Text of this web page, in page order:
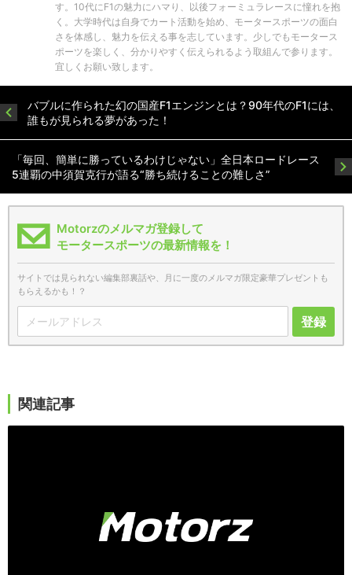
す。10代にF1の魅力にハマり、以後フォーミュラレースに憧れを抱
く。大学時代は自身でカート活動を始め、モータースポーツの面白
さを体感し、魅力を伝える事を志しています。少しでもモータース
ポーツを楽しく、分かりやすく伝えられるよう取組んで参ります。
宜しくお願い致します。
バブルに作られた幻の国産F1エンジンとは？90年代のF1には、
誰もが見られる夢があった！
「毎回、簡単に勝っているわけじゃない」全日本ロードレース
5連覇の中須賀克行が語る“勝ち続けることの難しさ”
Motorzのメルマガ登録して
モータースポーツの最新情報を！
サイトでは見られない編集部裏話や、月に一度のメルマガ限定豪華プレゼントも
もらえるかも！？
登録
関連記事